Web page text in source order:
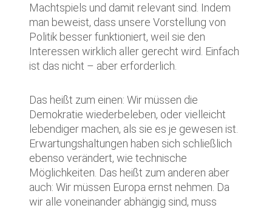
Machtspiels und damit relevant sind. Indem
man beweist, dass unsere Vorstellung von
Politik besser funktioniert, weil sie den
Interessen wirklich aller gerecht wird. Einfach
ist das nicht – aber erforderlich.
Das heißt zum einen: Wir müssen die
Demokratie wiederbeleben, oder vielleicht
lebendiger machen, als sie es je gewesen ist.
Erwartungshaltungen haben sich schließlich
ebenso verändert, wie technische
Möglichkeiten. Das heißt zum anderen aber
auch: Wir müssen Europa ernst nehmen. Da
wir alle voneinander abhängig sind, muss